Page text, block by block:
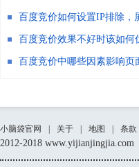
百度竞价如何设置IP排除，
百度竞价效果不好时该如何
百度竞价中哪些因素影响页
小脑袋官网 关于 地图 条款
2012-2018 www.yijianjingjia.com